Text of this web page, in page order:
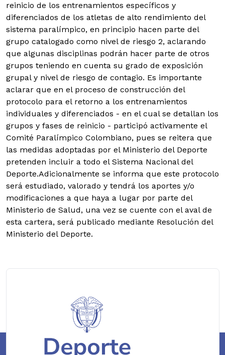
reinicio de los entrenamientos específicos y
diferenciados de los atletas de alto rendimiento del
sistema paralímpico, en principio hacen parte del
grupo catalogado como nivel de riesgo 2, aclarando
que algunas disciplinas podrán hacer parte de otros
grupos teniendo en cuenta su grado de exposición
grupal y nivel de riesgo de contagio. Es importante
aclarar que en el proceso de construcción del
protocolo para el retorno a los entrenamientos
individuales y diferenciados - en el cual se detallan los
grupos y fases de reinicio - participó activamente el
Comité Paralímpico Colombiano, pues se reitera que
las medidas adoptadas por el Ministerio del Deporte
pretenden incluir a todo el Sistema Nacional del
Deporte.Adicionalmente se informa que este protocolo
será estudiado, valorado y tendrá los aportes y/o
modificaciones a que haya a lugar por parte del
Ministerio de Salud, una vez se cuente con el aval de
esta cartera, será publicado mediante Resolución del
Ministerio del Deporte.